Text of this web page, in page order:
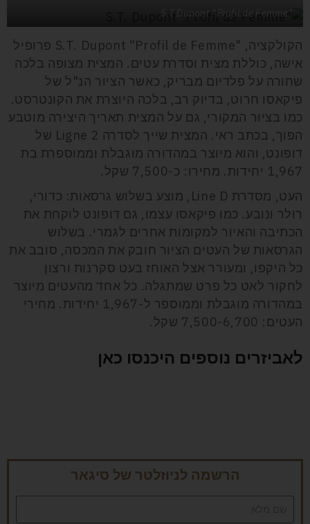
"S.T Dupont “Profil de Femme
הקולקציה, "S.T. Dupont “Profil de Femme פרופיל
אישה, כוללת מצית וסדרת עטים. המצית מצופה בלכה
שחורה על פלדיום מבריק, כאשר הציור הנ"ל של
פיקאסו חרוט, בדיוק רב, בלכה היוצרת את הקונטרסט.
כמו בציור המקורי, גם על המצית תאריך היצירה מוטבע
הפוך, בכתב ראי. המצית שייך לסדרה Ligne 2 של
דופונט, והוא מיוצר במהדורה מוגבלת וממוספרת בת
1,967 יחידות. מחירו: כ-7,500 שקל.
העט, מסדרת Line D , מוצע בשלוש גרסאות: כדורי,
רולר ונובע. כמו פיקאסו עצמו, גם דופונט לוקחת את
הכתיבה והאיור למקומות אחרים לגמרי. בשלוש
הגרסאות של העטים הציור חובק את המכסה, סובב את
כל היקפו, ומעורר אצל האוחז בעט סקרנות ורצון
לחקור לאט כל פרט שמתגלה. כל אחד מהעטים מיוצר
במהדורה מוגבלת וממוספר ל-1,967 יחידות. מחירי
העטים: 7,500-6,700 שקל.
לאביזרים נוספים היכנסו כאן
הרשמה לניוזלטר של סיגאר